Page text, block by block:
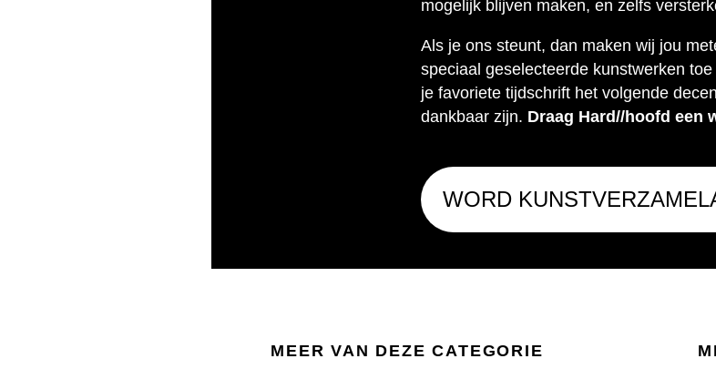
mogelijk blijven maken, en zelfs
Als je ons steunt, dan maken wij jou
speciaal geselecteerde kunstwerken
je favoriete tijdschrift het volgende
dankbaar zijn. Draag Hard//hoofd een
WORD
MEER VAN DEZE CATEGORIE